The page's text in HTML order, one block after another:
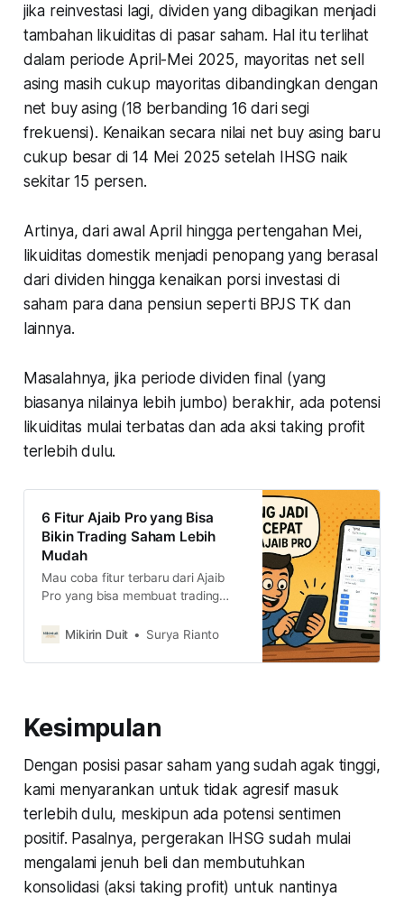
jika reinvestasi lagi, dividen yang dibagikan menjadi
tambahan likuiditas di pasar saham. Hal itu terlihat
dalam periode April-Mei 2025, mayoritas net sell
asing masih cukup mayoritas dibandingkan dengan
net buy asing (18 berbanding 16 dari segi
frekuensi). Kenaikan secara nilai net buy asing baru
cukup besar di 14 Mei 2025 setelah IHSG naik
sekitar 15 persen.
Artinya, dari awal April hingga pertengahan Mei,
likuiditas domestik menjadi penopang yang berasal
dari dividen hingga kenaikan porsi investasi di
saham para dana pensiun seperti BPJS TK dan
lainnya.
Masalahnya, jika periode dividen final (yang
biasanya nilainya lebih jumbo) berakhir, ada potensi
likuiditas mulai terbatas dan ada aksi taking profit
terlebih dulu.
6 Fitur Ajaib Pro yang Bisa
Bikin Trading Saham Lebih
Mudah
Mau coba fitur terbaru dari Ajaib
Pro yang bisa membuat trading
Simak 6 fitur Ajaib Pro yang
mudah
Mikirin Duit Surya Rianto
Kesimpulan
Dengan posisi pasar saham yang sudah agak tinggi,
kami menyarankan untuk tidak agresif masuk
terlebih dulu, meskipun ada potensi sentimen
positif. Pasalnya, pergerakan IHSG sudah mulai
mengalami jenuh beli dan membutuhkan
konsolidasi (aksi taking profit) untuk nantinya